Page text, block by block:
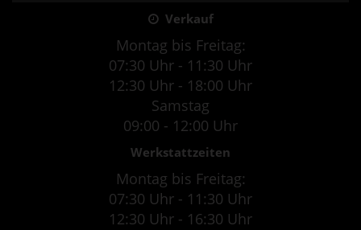
Verkauf
Montag bis Freitag:
07:30 Uhr - 11:30 Uhr
12:30 Uhr - 18:00 Uhr
Samstag
09:00 - 12:00 Uhr
Werkstattzeiten
Montag bis Freitag:
07:30 Uhr - 11:30 Uhr
12:30 Uhr - 16:30 Uhr